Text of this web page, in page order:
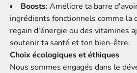
Boosts: Améliore ta barre
ingrédients fonctionnels comme la
regain d'énergie ou des vitamines
soutenir ta santé et ton bien-être.
Choix écologiques et éthiques
Nous sommes engagés dans le